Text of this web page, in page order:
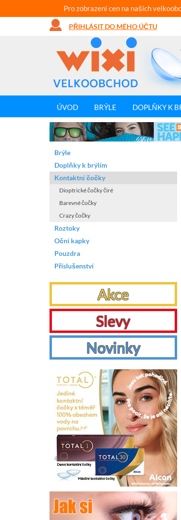
Pro zobrazení cen na našich
PŘIHLÁSIT DO MÉHO ÚČTU
ÚVOD BRÝLE DOPLŇKY K
Brýle
Doplňky k brýlím
Kontaktní čočky
Dioptrické čočky čiré
Barevné čočky
Crazy čočky
Roztoky
Oční kapky
Pouzdra
Příslušenství
Akce
Slevy
Novinky